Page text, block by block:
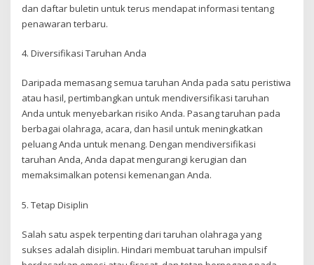
dan daftar buletin untuk terus mendapat informasi tentang
penawaran terbaru.
4. Diversifikasi Taruhan Anda
Daripada memasang semua taruhan Anda pada satu peristiwa
atau hasil, pertimbangkan untuk mendiversifikasi taruhan
Anda untuk menyebarkan risiko Anda. Pasang taruhan pada
berbagai olahraga, acara, dan hasil untuk meningkatkan
peluang Anda untuk menang. Dengan mendiversifikasi
taruhan Anda, Anda dapat mengurangi kerugian dan
memaksimalkan potensi kemenangan Anda.
5. Tetap Disiplin
Salah satu aspek terpenting dari taruhan olahraga yang
sukses adalah disiplin. Hindari membuat taruhan impulsif